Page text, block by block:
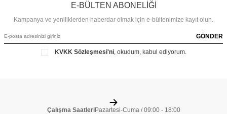
E-BÜLTEN ABONELİĞİ
Kampanya ve yeniliklerden haberdar olmak için e-bültenimize kayıt olun.
GÖNDER
KVKK Sözleşmesi'ni, okudum, kabul ediyorum.
Çalışma SaatleriPazartesi-Cuma / 09:00 - 18:00